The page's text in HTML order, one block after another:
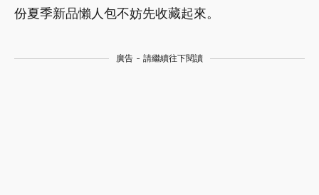
份夏季新品懶人包不妨先收藏起來。
廣告 - 請繼續往下閱讀